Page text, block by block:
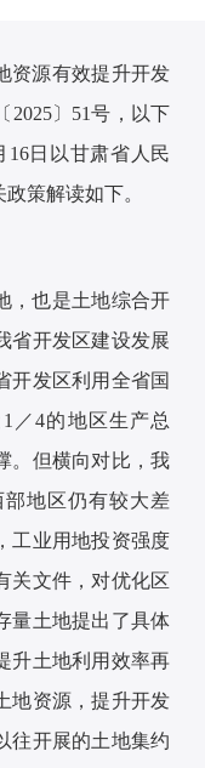
资源有效提升开发
2025〕51号，以下
16日以甘肃省人民
策解读如下。
，也是土地综合开
省开发区建设发展
开发区利用全省国
／4的地区生产总
。但横向对比，我
地区仍有较大差
工业用地投资强度
关文件，对优化区
量土地提出了具体
升土地利用效率再
地资源，提升开发
往开展的土地集约